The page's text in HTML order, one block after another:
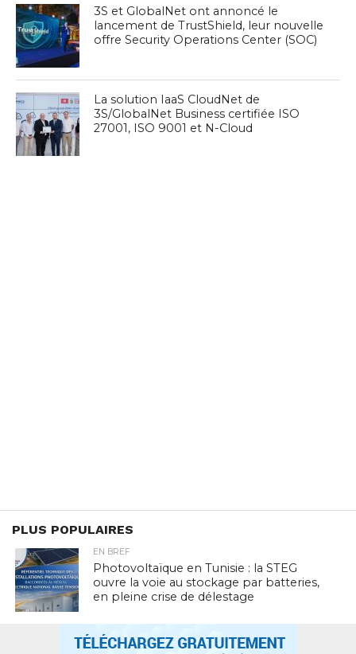
3S et GlobalNet ont annoncé le
lancement de TrustShield, leur nouvelle
offre Security Operations Center (SOC)
La solution IaaS CloudNet de
3S/GlobalNet Business certifiée ISO
27001, ISO 9001 et N-Cloud
PLUS POPULAIRES
EN BREF
Photovoltaïque en Tunisie : la STEG
ouvre la voie au stockage par batteries,
en pleine crise de délestage